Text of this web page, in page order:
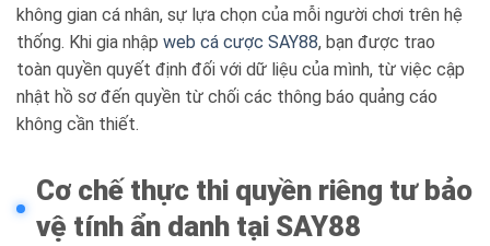
không gian cá nhân, sự lựa chọn của mỗi người chơi trên hệ
thống. Khi gia nhập web cá cược SAY88, bạn được trao
toàn quyền quyết định đối với dữ liệu của mình, từ việc cập
nhật hồ sơ đến quyền từ chối các thông báo quảng cáo
không cần thiết.
Cơ chế thực thi quyền riêng tư bảo
vệ tính ẩn danh tại SAY88